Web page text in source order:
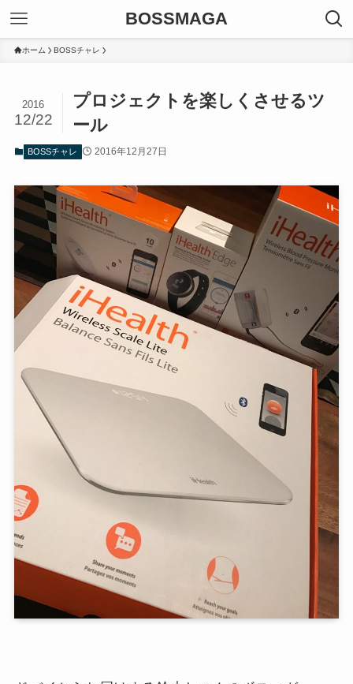
BOSSMAGA
ホーム BOSSチャレ
プロジェクトを楽しくさせるツ
ール
2016
12/22
BOSSチャレ 2016年12月27日